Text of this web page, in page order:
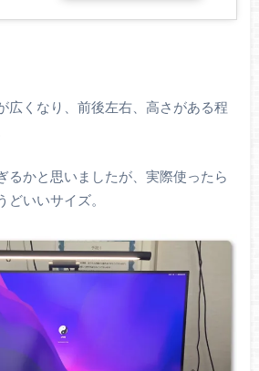
広くなり、前後左右、高さがある程
るかと思いましたが、実際使ったら
いいサイズ。